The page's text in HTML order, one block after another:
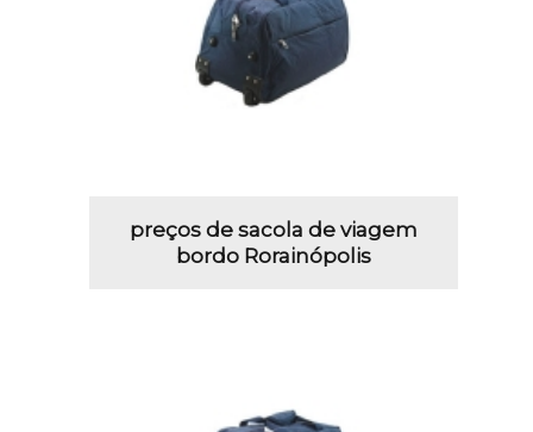
preços de sacola de viagem
bordo Rorainópolis